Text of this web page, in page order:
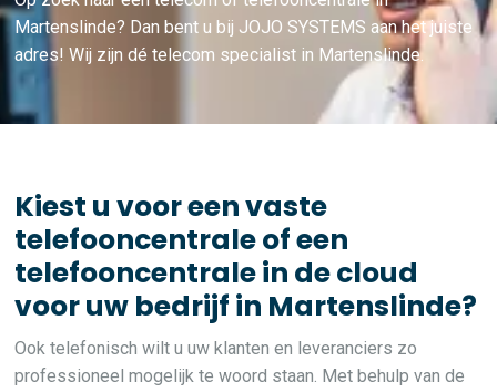
Martenslinde? Dan bent u bij JOJO SYSTEMS aan het juiste
adres! Wij zijn dé telecom specialist in Martenslinde.
Kiest u voor een vaste
telefooncentrale of een
telefooncentrale in de cloud
voor uw bedrijf in Martenslinde?
Ook telefonisch wilt u uw klanten en leveranciers zo
professioneel mogelijk te woord staan. Met behulp van de